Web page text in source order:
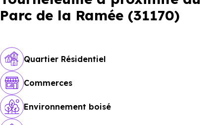
Parc de la Ramée (31170)
Quartier Résidentiel
Commerces
Environnement boisé